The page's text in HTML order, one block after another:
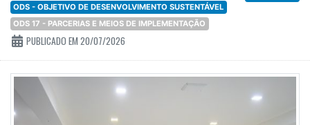
ODS - OBJETIVO DE DESENVOLVIMENTO SUSTENTÁVEL
ODS 17 - PARCERIAS E MEIOS DE IMPLEMENTAÇÃO
PUBLICADO EM 20/07/2026